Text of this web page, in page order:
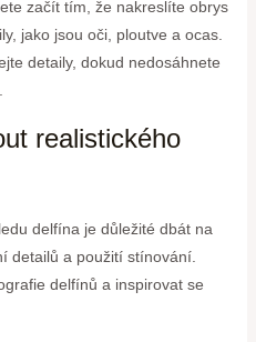
začít tím, že nakreslíte obrys
jako jsou oči, ploutve a ocas.
detaily, dokud nedosáhnete
realistického
delfína je důležité dbát na
detailů a použití stínování.
delfínů a inspirovat se